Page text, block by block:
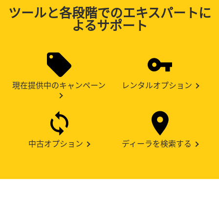
ツールと各段階でのエキスパートに
よるサポート
現在提供中のキャンペーン レンタルオプション
中古オプション ディーラを検索する